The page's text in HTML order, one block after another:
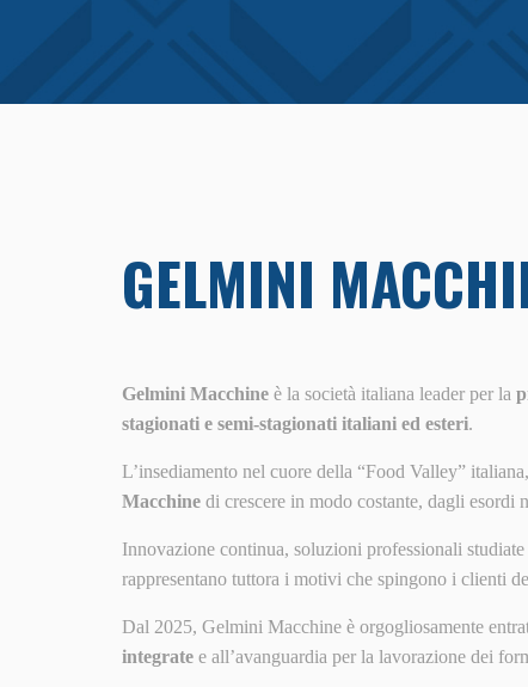
GELMINI
Gelmini Macchine è la società italiana leader per la
stagionati e semi-stagionati italiani ed esteri.
L’insediamento nel cuore della “Food Valley”
Macchine di crescere in modo costante, dagli
Innovazione continua, soluzioni professionali
rappresentano tuttora i motivi che spingono i clienti
Dal 2025, Gelmini Macchine è orgogliosamente
integrate e all’avanguardia per la lavorazione dei